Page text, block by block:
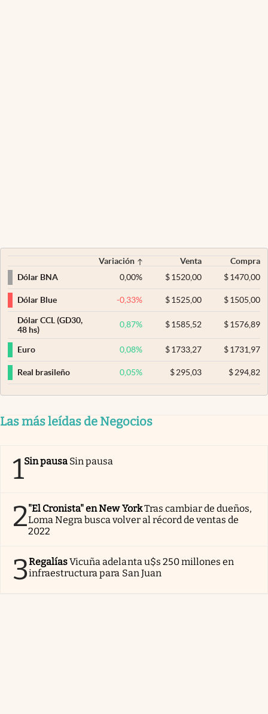
Variación Venta
Compra
Dólar BNA
0,00% $ 1520,00 $1470,00
Dólar Blue -0,33% $ 1525,00 $1505,00
Dólar CCL (GD30,
48 hs)
0,87% $ 1585,52 $1576,89
Euro 0,08% $ 1733,27 $1731,97
Real brasileño 0,05% $ 295,03 $294,82
Las más leídas de Negocios
1Sin pausa Sin pausa
2"El Cronista" en New YorkTras cambiar de dueños,
Loma Negra busca volver al récord de ventas de
2022
3RegalíasVicuña adelanta u$s 250 millones en
infraestructura para San Juan